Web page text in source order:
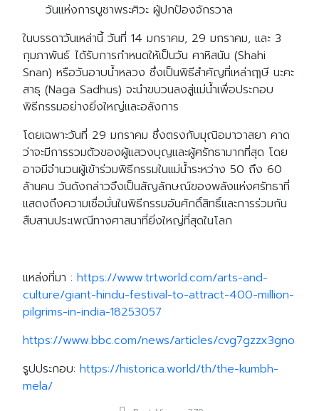
วันแห่งการบูชาพระศิวะ ผู้ปกป้องจักรวาล
ในบรรดาวันเหล่านี้ วันที่ 14 มกราคม, 29 มกราคม, และ 3
กุมภาพันธ์ ได้รับการกำหนดให้เป็นวัน ศาหิสนัน (Shahi
Snan) หรือวันอาบน้ำหลวง ซึ่งเป็นพิธีสำคัญที่เหล่าฤๅษี นะคะ
สาธุ (Naga Sadhus) จะนำขบวนลงสู่แม่น้ำเพื่อประกอบ
พิธีกรรมอย่างยิ่งใหญ่และอลังการ
โดยเฉพาะวันที่ 29 มกราคม ซึ่งตรงกับมุณิอมาวาสยา คาด
ว่าจะมีการรวมตัวของผู้แสวงบุญและผู้ศรัทธามากที่สุด โดย
อาจมีจำนวนผู้เข้าร่วมพิธีกรรมในแม่น้ำระหว่าง 50 ถึง 60
ล้านคน วันดังกล่าวจึงเป็นสัญลักษณ์ของพลังแห่งศรัทธาที่
แสดงถึงความเชื่อมั่นในพิธีกรรมอันศักดิ์สิทธิ์และการร่วมกัน
สืบสานประเพณีทางศาสนาที่ยิ่งใหญ่ที่สุดในโลก
แหล่งที่มา : https://www.trtworld.com/arts-and-
culture/giant-hindu-festival-to-attract-400-million-
pilgrims-in-india-18253057
https://www.bbc.com/news/articles/cvg7gzzx3gno
รูปประกอบ: https://historica.world/th/the-kumbh-
mela/